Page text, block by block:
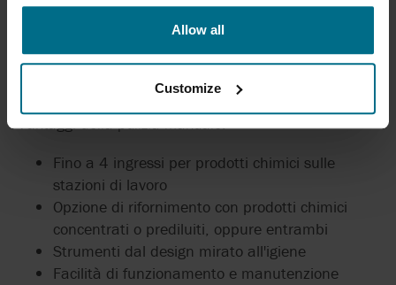
Allow all
Customize
Vantaggi della pulizia manuale:
Fino a 4 ingressi per prodotti chimici sulle
stazioni di lavoro
Opzione di rifornimento con prodotti chimici
concentrati o prediluiti, oppure entrambi
Strumenti dal design mirato all'igiene
Facilità di funzionamento e manutenzione